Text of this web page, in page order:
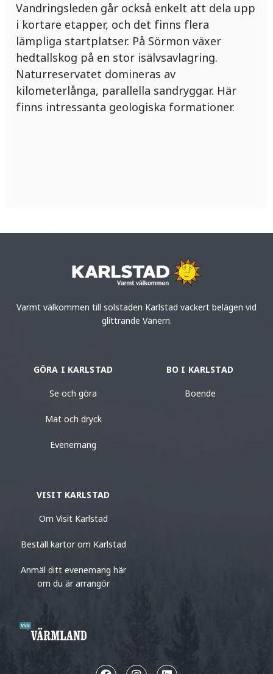
Vandringsleden går också enkelt att dela upp
i kortare etapper, och det finns flera
lämpliga startplatser. På Sörmon växer
hedtallskog på en stor isälvsavlagring.
Naturreservatet domineras av
kilometerlånga, parallella sandryggar. Här
finns intressanta geologiska formationer.
Varmt välkommen till solstaden Karlstad vackert belägen vid
glittrande Vänern.
GÖRA I KARLSTAD
Se och göra
Mat och dryck
Evenemang
BO I KARLSTAD
Boende
VISIT KARLSTAD
Om Visit Karlstad
Beställ kartor om Karlstad
Anmäl ditt evenemang här
om du är arrangör